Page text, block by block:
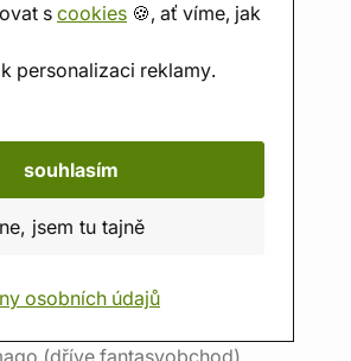
scookies 🍪, ať víme, jak
personalizaci reklamy.
souhlasím
ne, jsem tu tajně
osobních údajů
(dříve fantasyobchod)